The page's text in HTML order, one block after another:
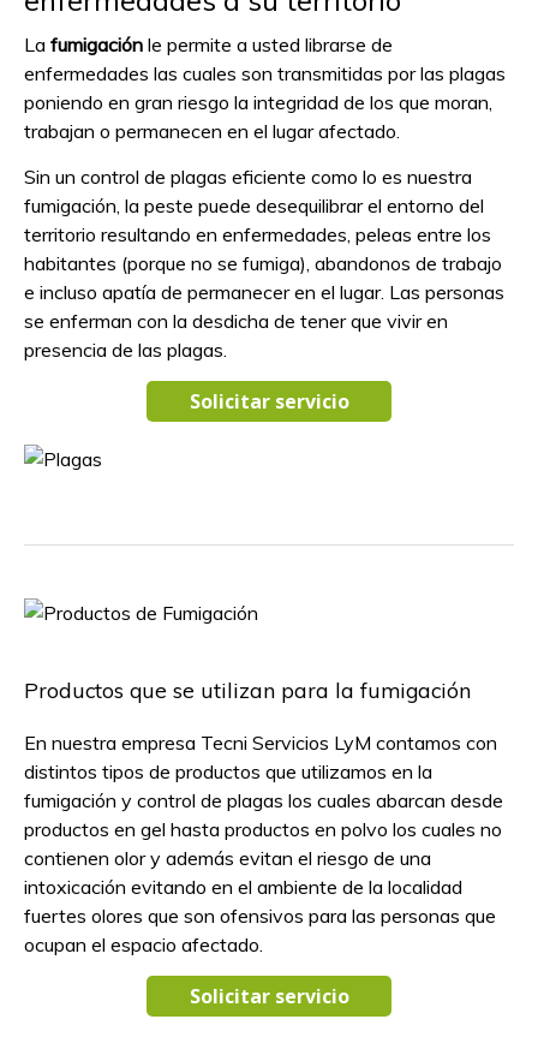
Lafumigación le permite a usted librarse de
enfermedades las cuales son transmitidas por las plagas
poniendo en gran riesgo la integridad de los que moran,
trabajan o permanecen en el lugar afectado.
Sin un control de plagas eficiente como lo es nuestra
fumigación, la peste puede desequilibrar el entorno del
territorio resultando en enfermedades, peleas entre los
habitantes (porque no se fumiga), abandonos de trabajo
e incluso apatía de permanecer en el lugar. Las personas
se enferman con la desdicha de tener que vivir en
presencia de las plagas.
Solicitar servicio
Productos que se utilizan para la fumigación
En nuestra empresa Tecni Servicios LyM contamos con
distintos tipos de productos que utilizamos en la
fumigación y control de plagas los cuales abarcan desde
productos en gel hasta productos en polvo los cuales no
contienen olor y además evitan el riesgo de una
intoxicación evitando en el ambiente de la localidad
fuertes olores que son ofensivos para las personas que
ocupan el espacio afectado.
Solicitar servicio